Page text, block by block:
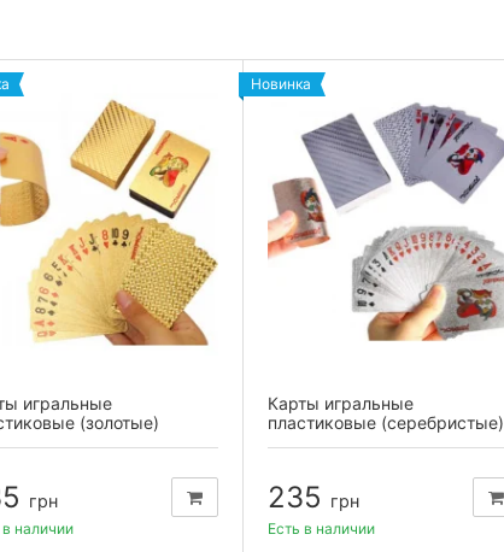
игральные
(золотые)
грн
в наличии
Новинка
Карты игральные
пластиковые (серебристые)
235 грн
Есть в наличии